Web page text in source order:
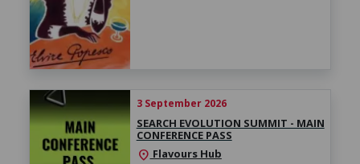
3 September 2026
SEARCH EVOLUTION SUMMIT - MAIN
CONFERENCE PASS
location_on Flavours Hub